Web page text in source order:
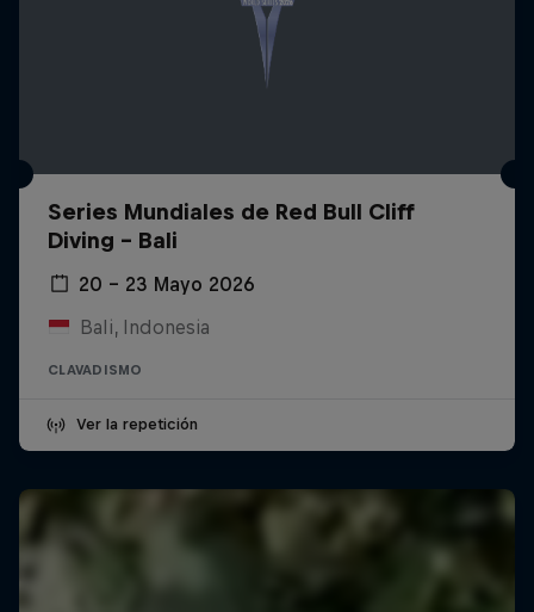
Series Mundiales de Red Bull Cliff
Diving - Bali
20 – 23 Mayo 2026
Bali, Indonesia
CLAVADISMO
Ver la repetición